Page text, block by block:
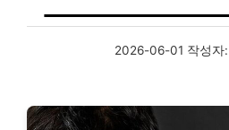
2026-06-01 작성자: